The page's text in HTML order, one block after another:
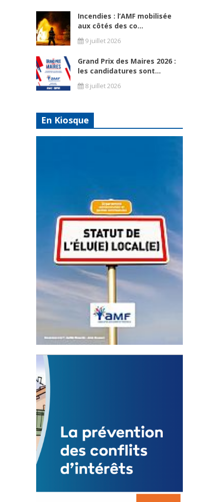
Incendies : l’AMF mobilisée
aux côtés des co...
9 juillet 2026
Grand Prix des Maires 2026 :
les candidatures sont...
8 juillet 2026
En Kiosque
Statut de l’élu local
3 avril 2024
Mise à jour avril 2024
FEUILLETER